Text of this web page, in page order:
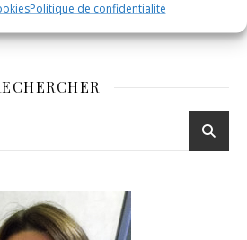
Politique de confidentialité